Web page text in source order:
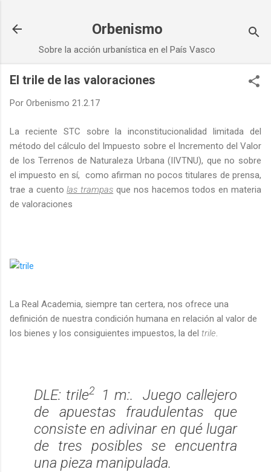
Orbenismo
Sobre la acción urbanística en el País Vasco
El trile de las valoraciones
Por Orbenismo 21.2.17
La reciente STC sobre la inconstitucionalidad limitada del
método del cálculo del Impuesto sobre el Incremento del Valor
de los Terrenos de Naturaleza Urbana (IIVTNU), que no sobre
el impuesto en sí, como afirman no pocos titulares de prensa,
trae a cuentolas trampas que nos hacemos todos en materia
de valoraciones
La Real Academia, siempre tan certera, nos ofrece una
definición de nuestra condición humana en relación al valor de
los bienes y los consiguientes impuestos, la del trile
DLE: trile2 1 m:.Juego callejero
de apuestas fraudulentas que
consiste en adivinar en qué lugar
de tres posibles se encuentra
una pieza manipulada.